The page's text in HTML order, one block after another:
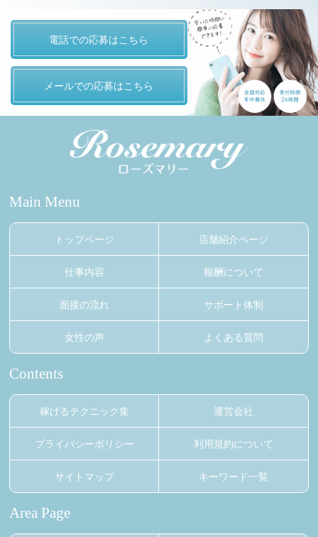
電話での応募はこちら
メールでの応募はこちら
Main Menu
トップページ 店舗紹介ページ
仕事内容 報酬について
面接の流れ サポート体制
女性の声 よくある質問
Contents
稼げるテクニック集 運営会社
プライバシーポリシー 利用規約について
サイトマップ キーワード一覧
Area Page